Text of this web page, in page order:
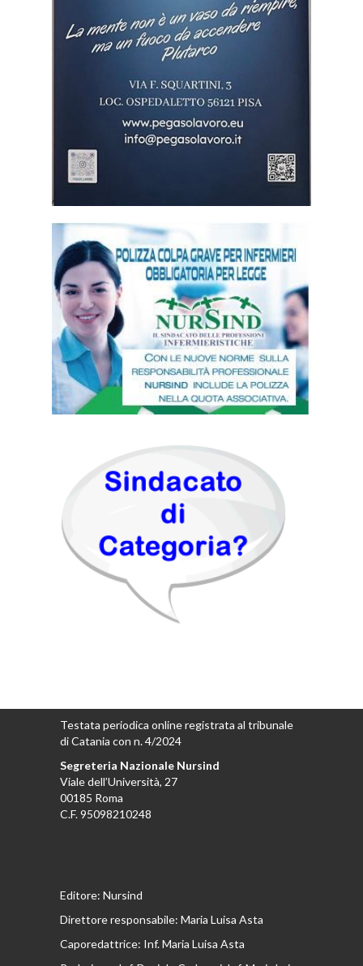
Testata periodica online registrata al tribunale
di Catania con n. 4/2024
Segreteria Nazionale Nursind
Viale dell’Università, 27
00185 Roma
C.F. 95098210248
Editore: Nursind
Direttore responsabile: Maria Luisa Asta
Caporedattrice: Inf. Maria Luisa Asta